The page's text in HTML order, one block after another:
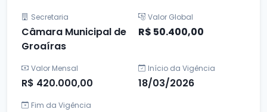
Secretaria
Câmara Municipal de
Groaíras
Valor Global
R$ 50.400,00
Valor Mensal
R$ 420.000,00
Início da Vigência
18/03/2026
Fim da Vigência